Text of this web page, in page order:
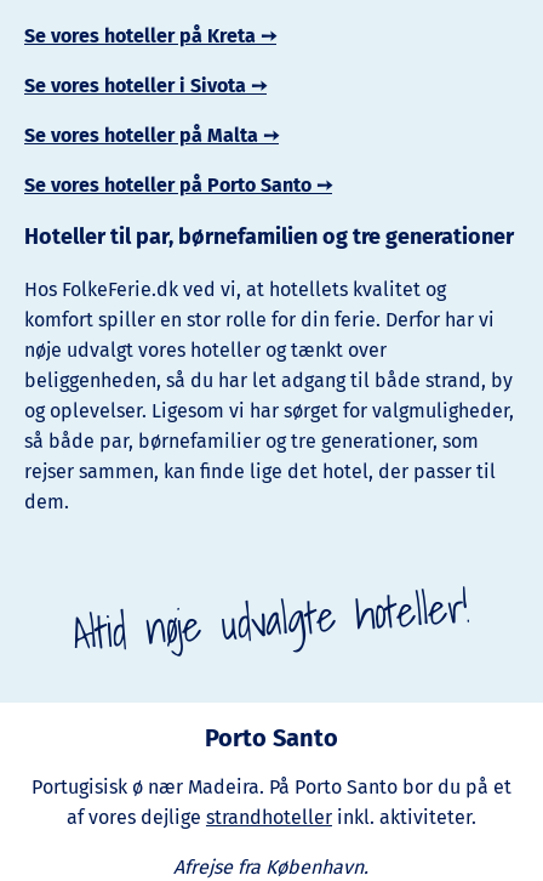
Se vores hoteller på Kreta ➙
Se vores hoteller i Sivota ➙
Se vores hoteller på Malta ➙
Se vores hoteller på Porto Santo ➙
Hoteller til par, børnefamilien og tre generationer
Hos FolkeFerie.dk ved vi, at hotellets kvalitet og
komfort spiller en stor rolle for din ferie. Derfor har vi
nøje udvalgt vores hoteller og tænkt over
beliggenheden, så du har let adgang til både strand, by
og oplevelser. Ligesom vi har sørget for valgmuligheder,
så både par, børnefamilier og tre generationer, som
rejser sammen, kan finde lige det hotel, der passer til
dem.
Altid nøje udvalgte hoteller!
Porto Santo
Portugisisk ø nær Madeira. På Porto Santo bor du på et
af vores dejlige strandhotellerinkl. aktiviteter.
Afrejse fra København.